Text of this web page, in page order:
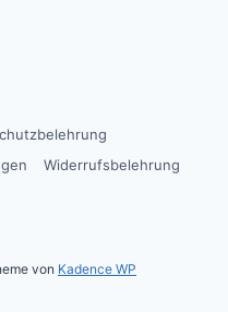
Widerrufsbelehrung
von Kadence WP